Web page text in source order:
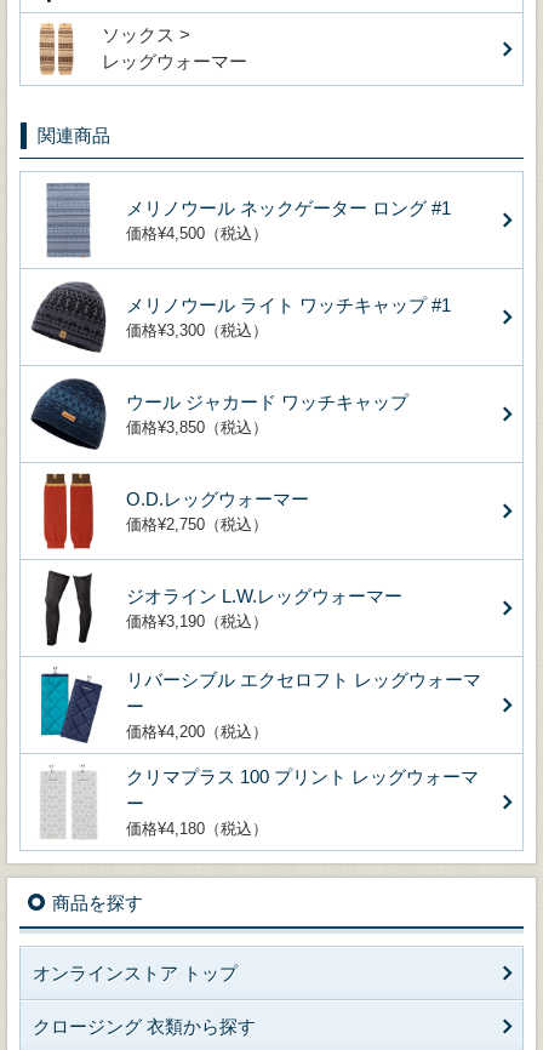
ソックス >
レッグウォーマー
関連商品
メリノウール ネックゲーター ロング #1
価格¥4,500（税込）
メリノウール ライト ワッチキャップ #1
価格¥3,300（税込）
ウール ジャカード ワッチキャップ
価格¥3,850（税込）
O.D.レッグウォーマー
価格¥2,750（税込）
ジオライン L.W.レッグウォーマー
価格¥3,190（税込）
リバーシブル エクセロフト レッグウォーマ
ー
価格¥4,200（税込）
クリマプラス 100 プリント レッグウォーマ
ー
価格¥4,180（税込）
商品を探す
オンラインストア トップ
クロージング 衣類から探す